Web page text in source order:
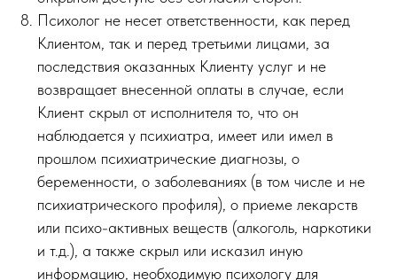
Психолог не несет ответственности, как перед
Клиентом, так и перед третьими лицами, за
последствия оказанных Клиенту услуг и не
возвращает внесенной оплаты в случае, если
Клиент скрыл от исполнителя то, что он
наблюдается у психиатра, имеет или имел в
прошлом психиатрические диагнозы, о
беременности, о заболеваниях (в том числе и не
психиатрического профиля), о приеме лекарств
или психо-активных веществ (алкоголь, наркотики
и т.д.), а также скрыл или исказил иную
информацию, необходимую психологу для